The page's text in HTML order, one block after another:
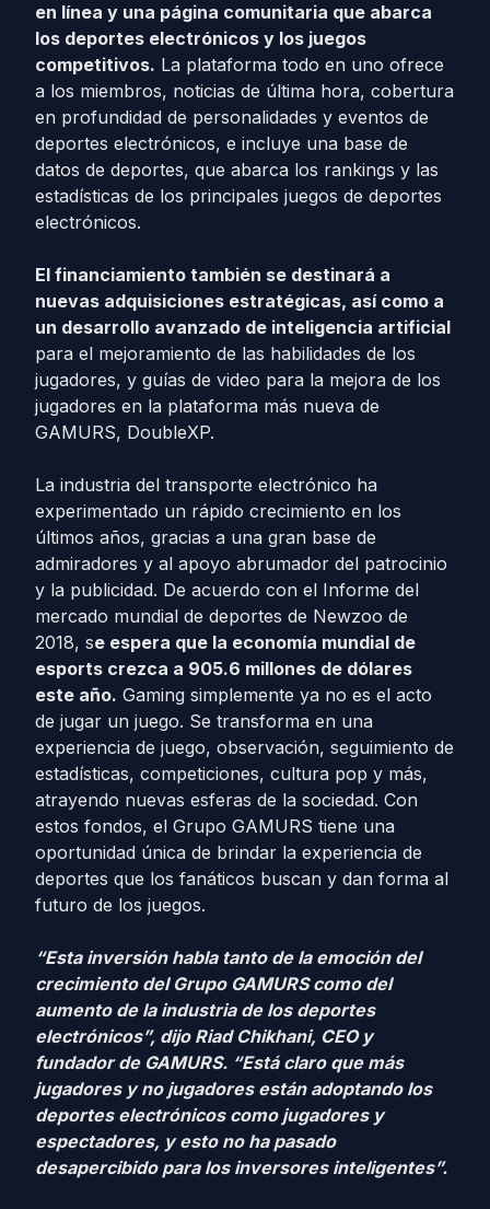
en línea y una página comunitaria que abarca
los deportes electrónicos y los juegos
competitivos. La plataforma todo en uno ofrece
a los miembros, noticias de última hora, cobertura
en profundidad de personalidades y eventos de
deportes electrónicos, e incluye una base de
datos de deportes, que abarca los rankings y las
estadísticas de los principales juegos de deportes
electrónicos.
El financiamiento también se destinará a
nuevas adquisiciones estratégicas, así como a
un desarrollo avanzado de inteligencia artificial
para el mejoramiento de las habilidades de los
jugadores, y guías de video para la mejora de los
jugadores en la plataforma más nueva de
GAMURS, DoubleXP.
La industria del transporte electrónico ha
experimentado un rápido crecimiento en los
últimos años, gracias a una gran base de
admiradores y al apoyo abrumador del patrocinio
y la publicidad. De acuerdo con el Informe del
mercado mundial de deportes de Newzoo de
2018, se espera que la economía mundial de
esports crezca a 905.6 millones de dólares
este año. Gaming simplemente ya no es el acto
de jugar un juego. Se transforma en una
experiencia de juego, observación, seguimiento de
estadísticas, competiciones, cultura pop y más,
atrayendo nuevas esferas de la sociedad. Con
estos fondos, el Grupo GAMURS tiene una
oportunidad única de brindar la experiencia de
deportes que los fanáticos buscan y dan forma al
futuro de los juegos.
“Esta inversión habla tanto de la emoción del
crecimiento del Grupo GAMURS como del
aumento de la industria de los deportes
electrónicos”, dijo Riad Chikhani, CEO y
fundador de GAMURS. “Está claro que más
jugadores y no jugadores están adoptando los
deportes electrónicos como jugadores y
espectadores, y esto no ha pasado
desapercibido para los inversores inteligentes”.